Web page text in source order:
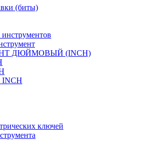
(биты)
ДЮЙМОВЫЙ (INCH)
INCH
ключей